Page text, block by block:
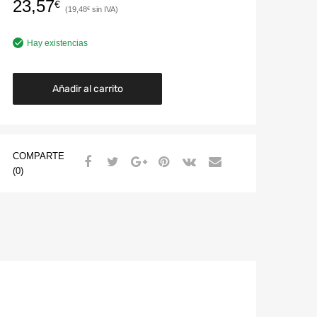
23,57€ 19,48€
Hay existencias
Añadir al carrito
COMPARTE
(0)